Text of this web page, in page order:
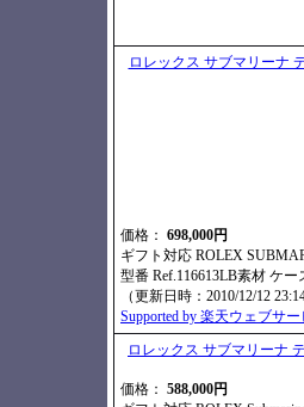
ロレックス サブマリーナ
価格： 698,000円
ギフト対応 ROLEX
型番 Ref.116613LB素材 ケー
（更新日時：2010/12/12 23:14
Supported by 楽天ウェブサー
ロレックス サブマリーナ
価格： 588,000円